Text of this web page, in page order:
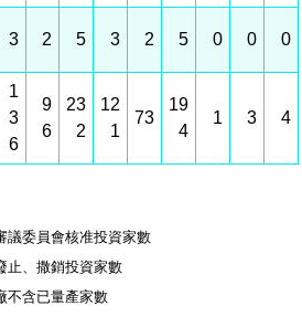
區生態保育協作平台」公開資訊